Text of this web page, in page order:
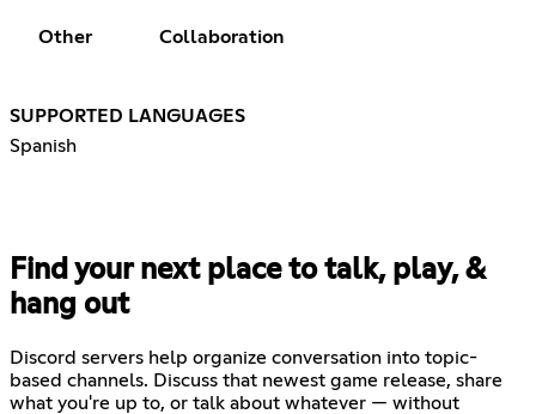
Other Collaboration
SUPPORTED LANGUAGES
Spanish
Find your next place to talk, play, &
hang out
Discord servers help organize conversation into topic-
based channels. Discuss that newest game release, share
what you're up to, or talk about whatever — without